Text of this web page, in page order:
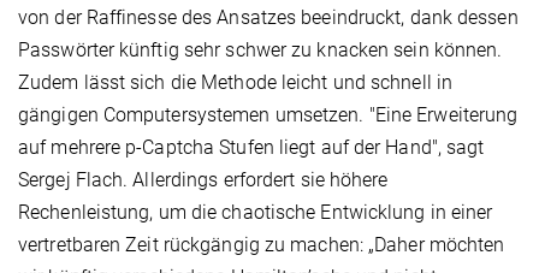
von der Raffinesse des Ansatzes beeindruckt, dank dessen
Passwörter künftig sehr schwer zu knacken sein können.
Zudem lässt sich die Methode leicht und schnell in
gängigen Computersystemen umsetzen. "Eine Erweiterung
auf mehrere p-Captcha Stufen liegt auf der Hand", sagt
Sergej Flach. Allerdings erfordert sie höhere
Rechenleistung, um die chaotische Entwicklung in einer
vertretbaren Zeit rückgängig zu machen: „Daher möchten